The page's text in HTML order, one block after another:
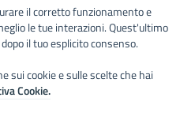
Posta
Nuovo sportello
il corretto funzionamento e
le tue interazioni. Quest'ultimo
il tuo esplicito consenso.
sui cookie e sulle scelte che hai
Cookie.